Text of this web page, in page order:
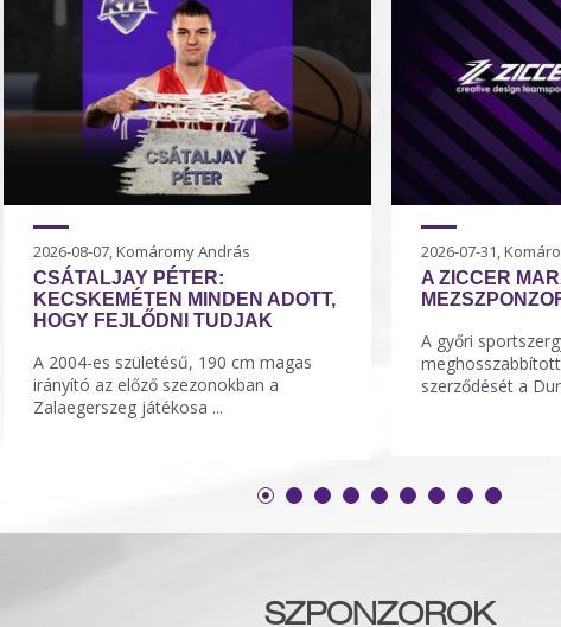
2026-08-07, Komáromy András
CSÁTALJAY PÉTER:
KECSKEMÉTEN MINDEN ADOTT,
HOGY FEJLŐDNI TUDJAK
A 2004-es születésű, 190 cm magas
irányító az előző szezonokban a
Zalaegerszeg játékosa ...
2026-07-31,
A ZICCER
A győri
szerződését a
SZPONZOROK